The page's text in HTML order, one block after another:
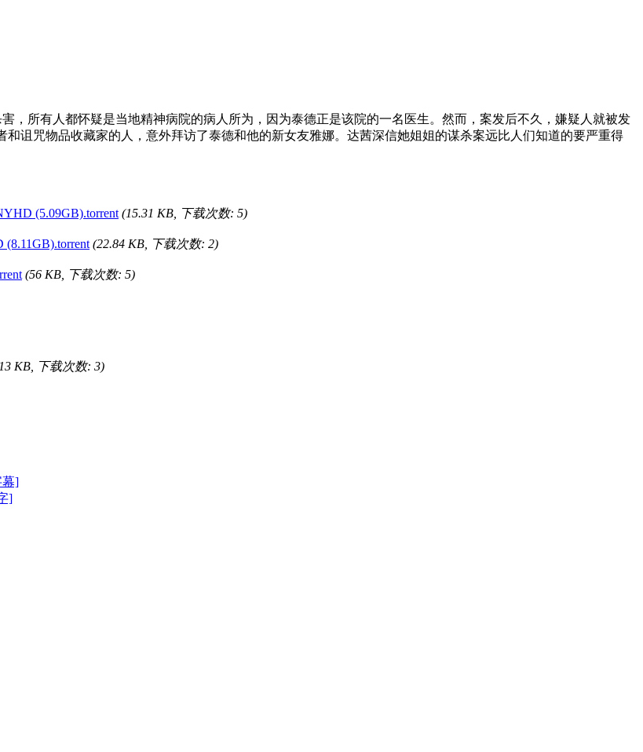
所有人都怀疑是当地精神病院的病人所为，因为泰德正是该院的一名医生。然而，案发后不久，嫌疑人就被发
诅咒物品收藏家的人，意外拜访了泰德和他的新女友雅娜。达茜深信她姐姐的谋杀案远比人们知道的要严重得
(5.09GB).torrent (15.31 KB, 下载次数: 5)
(22.84 KB, 下载次数: 2)
(56 KB, 下载次数: 5)
KB, 下载次数: 3)
幕]
]